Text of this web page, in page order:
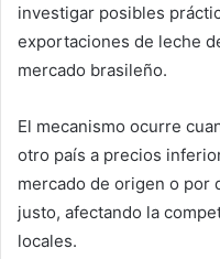
investigar posibles
exportaciones de leche
mercado brasileño.
El mecanismo ocurre
otro país a precios
mercado de origen o por
justo, afectando la
locales.